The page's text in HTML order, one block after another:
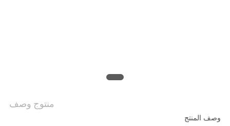
منتوج وصف
وصف المنتج